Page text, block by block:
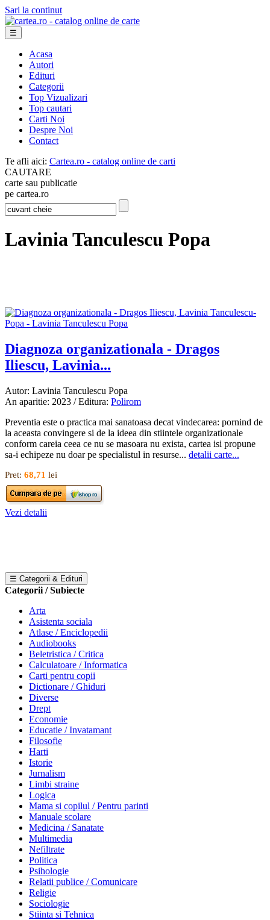
Sari la continut
☰
Acasa
Autori
Edituri
Categorii
Top Vizualizari
Top cautari
Carti Noi
Despre Noi
Contact
Te afli aici: Cartea.ro - catalog online de carti
CAUTARE
carte sau publicatie
pe cartea.ro
Lavinia Tanculescu Popa
Diagnoza organizationala - Dragos
Iliescu, Lavinia...
Autor: Lavinia Tanculescu Popa
An aparitie: 2023 / Editura: Polirom
Preventia este o practica mai sanatoasa decat vindecarea: pornind de
la aceasta convingere si de la ideea din stiintele organizationale
conform careia ceea ce nu se masoara nu exista, cartea isi propune
sa-i echipeze nu doar pe specialistul in resurse... detalii carte...
Pret: 68,71 lei
Vezi detalii
☰ Categorii & Edituri
Categorii / Subiecte
Arta
Asistenta sociala
Atlase / Enciclopedii
Audiobooks
Beletristica / Critica
Calculatoare / Informatica
Carti pentru copii
Dictionare / Ghiduri
Diverse
Drept
Economie
Educatie / Invatamant
Filosofie
Harti
Istorie
Jurnalism
Limbi straine
Logica
Mama si copilul / Pentru parinti
Manuale scolare
Medicina / Sanatate
Multimedia
Nefiltrate
Politica
Psihologie
Relatii publice / Comunicare
Religie
Sociologie
Stiinta si Tehnica